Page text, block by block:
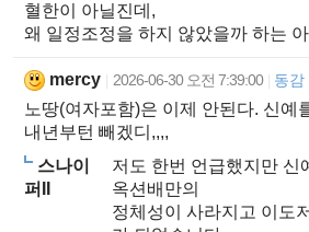
혈한이 아닐진데,
왜 일정조정을 하지 않았을까 하는
mercy 2026-06-30 오전 7:39:00 동감
노땅(여자포함)은 이제 안된다. 신예
내년부턴 빼겠디,,,,
스나이
퍼II
저도 한번 언급했지만 신
옥션배만의
정체성이 사라지고 이도